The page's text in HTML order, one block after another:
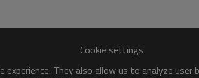
Cookie settings
They also allow us to analyze